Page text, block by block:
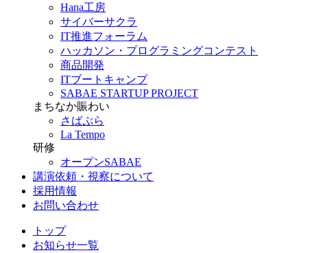
Hana工房
サイバーサクラ
IT推進フォーラム
ハッカソン・プログラミングコンテスト
商品開発
ITブートキャンプ
SABAE STARTUP PROJECT
まちなか賑わい
さばぷら
La Tempo
研修
オープンSABAE
講演依頼・視察について
採用情報
お問い合わせ
トップ
お知らせ一覧